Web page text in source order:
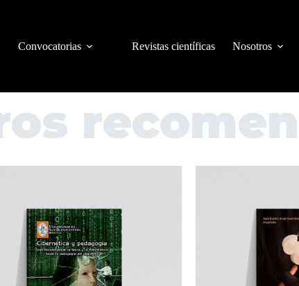
Convocatorias Revistas científicas Nosotros